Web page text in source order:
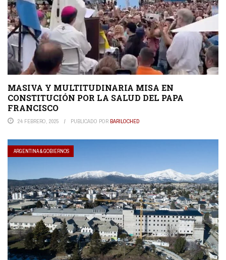
MASIVA Y MULTITUDINARIA MISA EN
CONSTITUCIÓN POR LA SALUD DEL PAPA
FRANCISCO
24 FEBRERO, 2025 PUBLICADO POR BARILOCHED
ARGENTINA & GOBIERNOS